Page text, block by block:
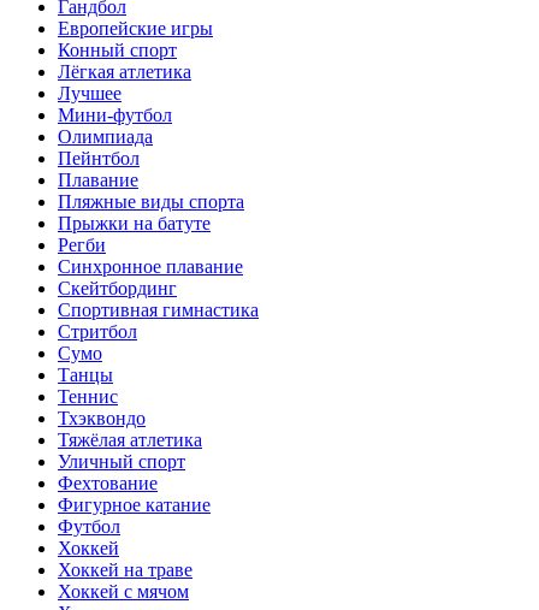
Гандбол
Европейские игры
Конный спорт
Лёгкая атлетика
Лучшее
Мини-футбол
Олимпиада
Пейнтбол
Плавание
Пляжные виды спорта
Прыжки на батуте
Регби
Синхронное плавание
Скейтбординг
Спортивная гимнастика
Стритбол
Сумо
Танцы
Теннис
Тхэквондо
Тяжёлая атлетика
Уличный спорт
Фехтование
Фигурное катание
Футбол
Хоккей
Хоккей на траве
Хоккей с мячом